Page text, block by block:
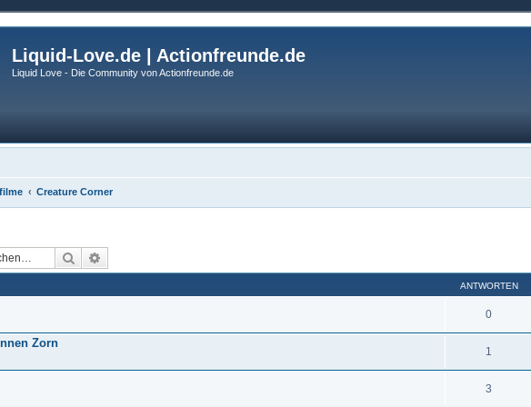
Liquid-Love.de | Actionfreunde.de
Liquid Love - Die Community von Actionfreunde.de
Creature Corner
Suche
ANTWORTEN
0
Zorn
1
3